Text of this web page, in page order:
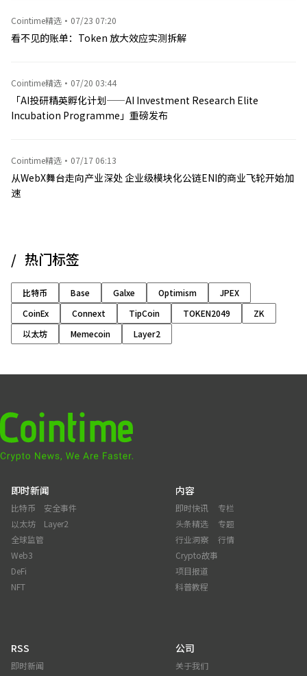
Cointime精选 · 07/23 07:20
看不见的账单：Token 放大效应实测拆解
Cointime精选 · 07/20 03:44
「AI投研精英孵化计划——AI Investment Research Elite
Incubation Programme」重磅发布
Cointime精选 · 07/17 06:13
从WebX舞台走向产业深处 企业级模块化公链ENI的商业飞轮开始加
速
热门标签
比特币 Base Galxe Optimism
JPEX
CoinEx
Connext TipCoin TOKEN2049
ZK
以太坊
Memecoin Layer2
即时新闻
比特币
以太坊
全球监管
Web3
DeFi
NFT
安全事件
Layer2
内容
即时快讯
头条精选
行业洞察
Crypto故事
项目报道
科普教程
专栏
专题
行情
RSS
即时新闻
公司
关于我们